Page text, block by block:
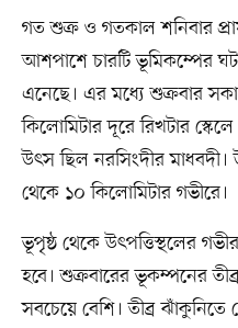
গত শুক্র ও গতকাল শনিবার
আশপাশে চারটি ভূমিকম্পের
এনেছে। এর মধ্যে শুক্রবার
কিলোমিটার দূরে রিখটার
উৎস ছিল নরসিংদীর মাধবদী।
থেকে ১০ কিলোমিটার গভীরে।
ভূপৃষ্ঠ থেকে উৎপত্তিস্থলের
হবে। শুক্রবারের ভূকম্পনের
সবচেয়ে বেশি। তীব্র ঝাঁকুনিতে